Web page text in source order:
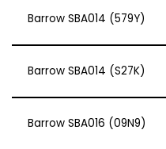
Barrow SBA014 (579Y)
Barrow SBA014 (S27K)
Barrow SBA016 (09N9)